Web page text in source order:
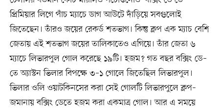
প্রিমিয়ার লিগে পাঁচ ম্যাচে ডাগ আউটে দাঁড়িয়ে সবগুলোই
জিতেছেন। তাঁরও জয়ের রেকর্ড শতভাগ। কিন্তু ক্লপ এক ম্যাচ বেশি
জেতায় এই শতভাগ জয়ের তালিকাতেও এগিয়ে। তাঁর জেতা ৬
ম্যাচে লিভারপুল গোল করেছে ১৯টি। হজম? গত বছর বক্সিং ডে–
তে অ্যাস্টন ভিলার বিপক্ষে ৩–১ গোলে জিতেছিল লিভারপুল।
ভিলার ওলি ওয়াটকিনসের করা সেই গোলটি লিভারপুলে ক্লপ–
জমানায় বক্সিং ডেতে হজম করা একমাত্র গোল। আর এ সময়ে